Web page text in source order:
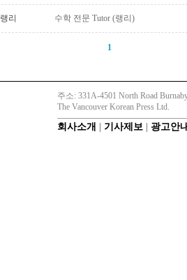
랭리 수학 전문 Tutor (랭리)
1
주소: 331A-4501 North Road
The Vancouver Korean Press Ltd.
회사소개 기사제보 광고안